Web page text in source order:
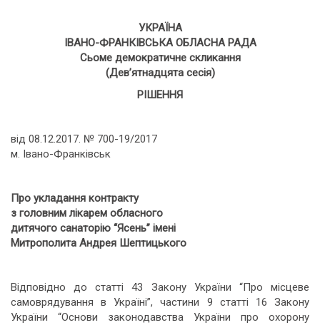
УКРАЇНА
ІВАНО-ФРАНКІВСЬКА ОБЛАСНА РАДА
Сьоме демократичне скликання
(Дев’ятнадцята сесія)
РІШЕННЯ
від 08.12.2017. № 700-19/2017
м. Івано-Франківськ
Про укладання контракту
з головним лікарем обласного
дитячого санаторію “Ясень” імені
Митрополита Андрея Шептицького
Відповідно до статті 43 Закону України “Про місцеве
самоврядування в Україні”, частини 9 статті 16 Закону
України “Основи законодавства України про охорону